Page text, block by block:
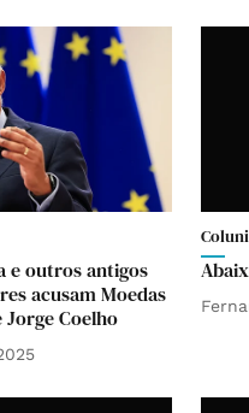
e outros antigos
acusam Moedas
Jorge Coelho